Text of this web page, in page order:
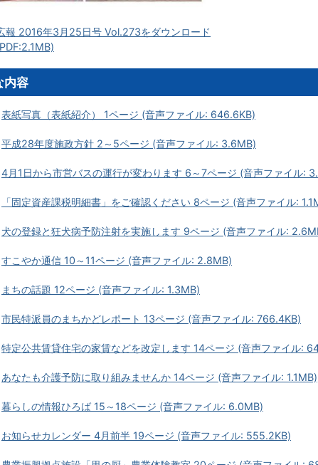
報 2016年3月25日号 Vol.273をダウンロード
内容
表紙写真（表紙紹介） 1ページ (音声ファイル: 646.6KB)
平成28年度施政方針 2～5ページ (音声ファイル: 3.6MB)
4月1日から市営バスの運行が変わります 6～7ページ (音声ファイル:
「固定資産課税明細書」をご確認ください 8ページ (音声ファイル:
犬の登録と狂犬病予防注射を実施します 9ページ (音声ファイル:
すこやか通信 10～11ページ (音声ファイル: 2.8MB)
まちの話題 12ページ (音声ファイル: 1.3MB)
市民特派員のまちかどレポート 13ページ (音声ファイル: 766.4KB)
特定公共賃貸住宅の家賃などを改定します 14ページ (音声ファイル:
あなたも介護予防に取り組みませんか 14ページ (音声ファイル: 1.1MB)
暮らしの情報ひろば 15～18ページ (音声ファイル: 6.0MB)
お知らせカレンダー 4月前半 19ページ (音声ファイル: 555.2KB)